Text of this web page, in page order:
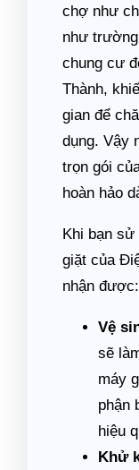
chợ như
như
chung cư
Thành,
gian để
dụng. Vậy
trọn gói
hoàn hảo
Khi bạn sử
giặt của
nhận được:
Vệ
sẽ
máy
phận
hiệu
Khử